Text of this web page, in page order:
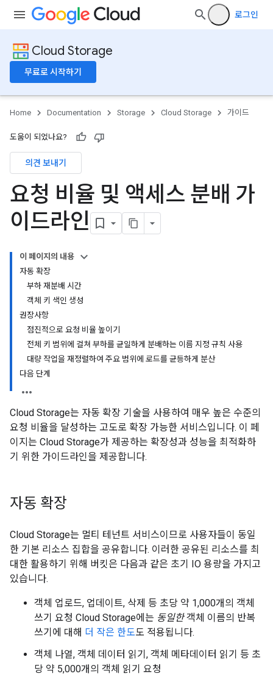
로그인
Cloud Storage
무료로 시작하기
Home Documentation Storage Cloud Storage 가이드
도움이 되었나요?
의견 보내기
요청 비율 및 액세스 분배 가
이드라인
이 페이지의 내용
자동 확장
부하 재분배 시간
객체 키 색인 생성
권장사항
점진적으로 요청 비율 높이기
전체 키 범위에 걸쳐 부하를 균일하게 분배하는 이름 지정 규칙 사용
대량 작업을 재정렬하여 주요 범위에 로드를 균등하게 분산
다음 단계
Cloud Storage는 자동 확장 기술을 사용하여 매우 높은 수준의
요청 비율을 달성하는 고도로 확장 가능한 서비스입니다. 이 페
이지는 Cloud Storage가 제공하는 확장성과 성능을 최적화하
기 위한 가이드라인을 제공합니다.
자동 확장
Cloud Storage는 멀티 테넌트 서비스이므로 사용자들이 동일
한 기본 리소스 집합을 공유합니다. 이러한 공유된 리소스를 최
대한 활용하기 위해 버킷은 다음과 같은 초기 IO 용량을 가지고
있습니다.
객체 업로드, 업데이트, 삭제 등 초당 약 1,000개의 객체
쓰기 요청 Cloud Storage에는 동일한객체 이름의 반복
쓰기에 대해 더 작은 한도도 적용됩니다.
객체 나열, 객체 데이터 읽기, 객체 메타데이터 읽기 등 초
당 약 5,000개의 객체 읽기 요청